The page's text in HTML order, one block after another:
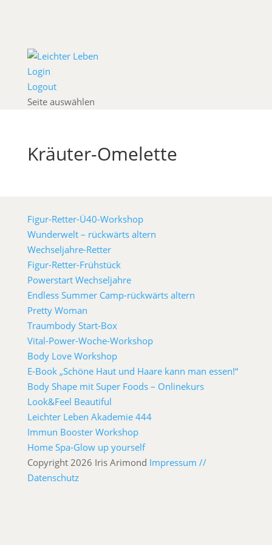
Login
Logout
Seite auswählen
Kräuter-Omelette
Figur-Retter-Ü40-Workshop
Wunderwelt – rückwärts altern
Wechseljahre-Retter
Figur-Retter-Frühstück
Powerstart Wechseljahre
Endless Summer Camp-rückwärts altern
Pretty Woman
Traumbody Start-Box
Vital-Power-Woche-Workshop
Body Love Workshop
E-Book „Schöne Haut und Haare kann man essen!“
Body Shape mit Super Foods – Onlinekurs
Look&Feel Beautiful
Leichter Leben Akademie 444
Immun Booster Workshop
Home Spa-Glow up yourself
Copyright 2026 Iris Arimond Impressum //
Datenschutz